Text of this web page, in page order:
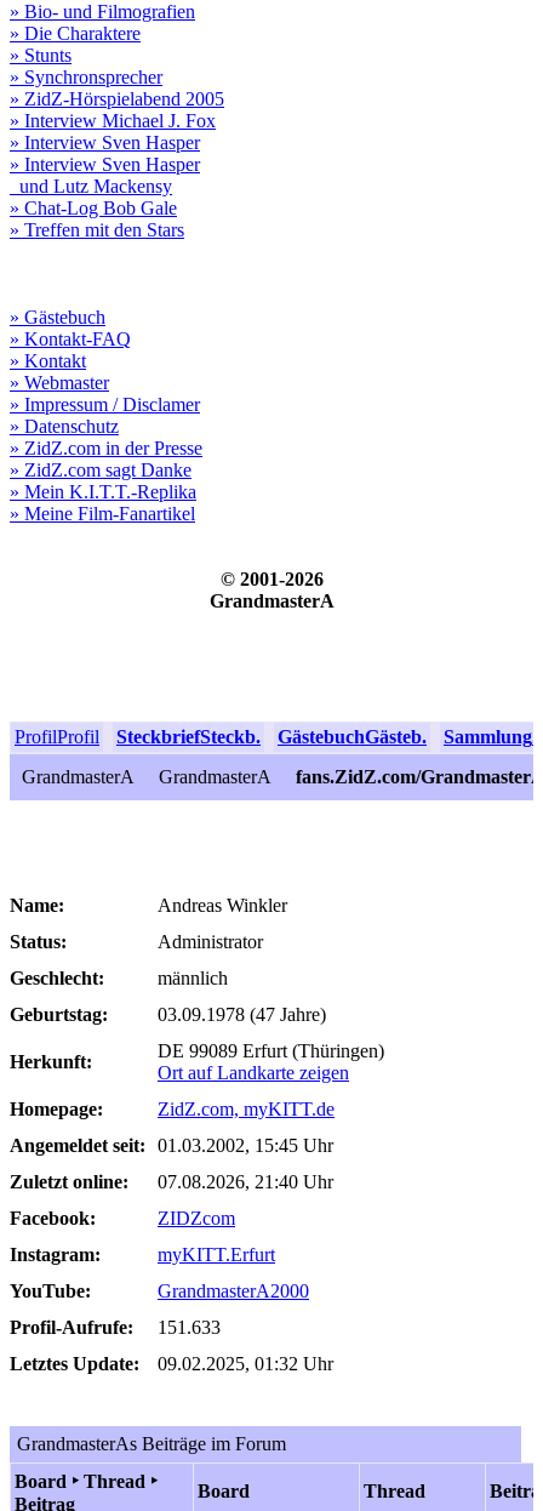
» Bio- und Filmografien
» Die Charaktere
» Stunts
» Synchronsprecher
» ZidZ-Hörspielabend 2005
» Interview Michael J. Fox
» Interview Sven Hasper
» Interview Sven Hasper
und Lutz Mackensy
» Chat-Log Bob Gale
» Treffen mit den Stars
» Gästebuch
» Kontakt-FAQ
» Kontakt
» Webmaster
» Impressum / Disclamer
» Datenschutz
» ZidZ.com in der Presse
» ZidZ.com sagt Danke
» Mein K.I.T.T.-Replika
» Meine Film-Fanartikel
© 2001-2026
GrandmasterA
ProfilProfil SteckbriefSteckb. GästebuchGästeb. Sammlung
GrandmasterA
GrandmasterA fans.ZidZ.com/
Name:
Andreas Winkler
Status:
Administrator
Geschlecht:
männlich
Geburtstag:
03.09.1978 (47 Jahre)
Herkunft:
DE 99089 Erfurt (Thüringen)
Ort auf Landkarte zeigen
Homepage:
ZidZ.com, myKITT.de
Angemeldet seit:
01.03.2002, 15:45 Uhr
Zuletzt online:
07.08.2026, 21:40 Uhr
Facebook:
ZIDZcom
Instagram:
myKITT.Erfurt
YouTube:
GrandmasterA2000
Profil-Aufrufe:
151.633
Letztes Update:
09.02.2025, 01:32 Uhr
GrandmasterAs Beiträge im Forum
Board ‣ Thread ‣
Beitrag
Board Thread